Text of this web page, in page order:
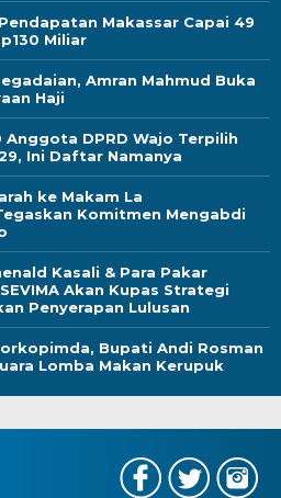
Makassar Capai 49
Miliar
Amran Mahmud Buka
Haji
Anggota DPRD Wajo Terpilih
Ini Daftar Namanya
ke Makam La
Komitmen Mengabdi
Kasali & Para Pakar
Akan Kupas Strategi
Penyerapan Lulusan
Bupati Andi Rosman
Lomba Makan Kerupuk